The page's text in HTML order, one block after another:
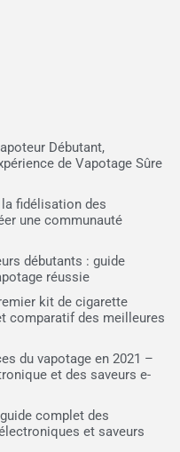
Débutant,
de Vapotage Sûre
la fidélisation des
une communauté
débutants : guide
réussie
kit de cigarette
comparatif des meilleures
du vapotage en 2021 –
et des saveurs e-
complet des
et saveurs